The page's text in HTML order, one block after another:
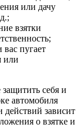
или дачу
взятки
пугает
или
себя и
автомобиля
зависит
о взятке и